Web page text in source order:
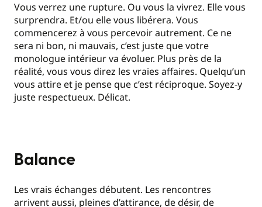
Vous verrez une rupture. Ou vous la vivrez. Elle vous
surprendra. Et/ou elle vous libérera. Vous
commencerez à vous percevoir autrement. Ce ne
sera ni bon, ni mauvais, c’est juste que votre
monologue intérieur va évoluer. Plus près de la
réalité, vous vous direz les vraies affaires. Quelqu’un
vous attire et je pense que c’est réciproque. Soyez-y
juste respectueux. Délicat.
Balance
Les vrais échanges débutent. Les rencontres
arrivent aussi, pleines d’attirance, de désir, de